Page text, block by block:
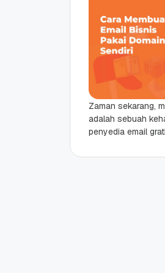
Zaman sekarang,
adalah sebuah
penyedia email
Google, Yahoo,